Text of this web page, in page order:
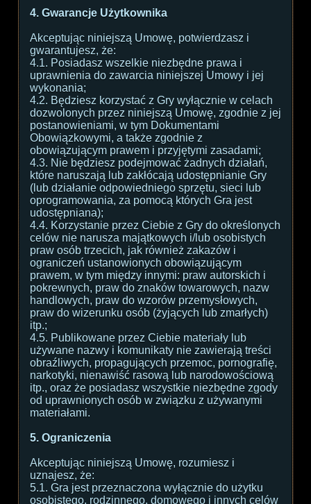
4. Gwarancje Użytkownika
Akceptując niniejszą Umowę, potwierdzasz i
gwarantujesz, że:
4.1. Posiadasz wszelkie niezbędne prawa i
uprawnienia do zawarcia niniejszej Umowy i jej
wykonania;
4.2. Będziesz korzystać z Gry wyłącznie w celach
dozwolonych przez niniejszą Umowę, zgodnie z jej
postanowieniami, w tym Dokumentami
Obowiązkowymi, a także zgodnie z
obowiązującym prawem i przyjętymi zasadami;
4.3. Nie będziesz podejmować żadnych działań,
które naruszają lub zakłócają udostępnianie Gry
(lub działanie odpowiedniego sprzętu, sieci lub
oprogramowania, za pomocą których Gra jest
udostępniana);
4.4. Korzystanie przez Ciebie z Gry do określonych
celów nie narusza majątkowych i/lub osobistych
praw osób trzecich, jak również zakazów i
ograniczeń ustanowionych obowiązującym
prawem, w tym między innymi: praw autorskich i
pokrewnych, praw do znaków towarowych, nazw
handlowych, praw do wzorów przemysłowych,
praw do wizerunku osób (żyjących lub zmarłych)
itp.;
4.5. Publikowane przez Ciebie materiały lub
używane nazwy i komunikaty nie zawierają treści
obraźliwych, propagujących przemoc, pornografię,
narkotyki, nienawiść rasową lub narodowościową
itp., oraz że posiadasz wszystkie niezbędne zgody
od uprawnionych osób w związku z używanymi
materiałami.
5. Ograniczenia
Akceptując niniejszą Umowę, rozumiesz i
uznajesz, że:
5.1. Gra jest przeznaczona wyłącznie do użytku
osobistego, rodzinnego, domowego i innych celów